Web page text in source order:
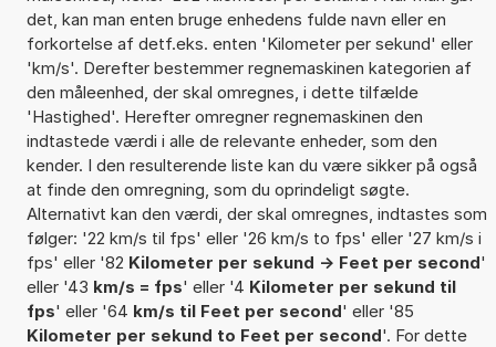
det, kan man enten bruge enhedens fulde navn eller en
forkortelse af detf.eks. enten 'Kilometer per sekund' eller
'km/s'. Derefter bestemmer regnemaskinen kategorien af
den måleenhed, der skal omregnes, i dette tilfælde
'Hastighed'. Herefter omregner regnemaskinen den
indtastede værdi i alle de relevante enheder, som den
kender. I den resulterende liste kan du være sikker på også
at finde den omregning, som du oprindeligt søgte.
Alternativt kan den værdi, der skal omregnes, indtastes som
følger: '22 km/s til fps' eller '26 km/s to fps' eller '27 km/s i
fps' eller '82 Kilometer per sekund -> Feet per second'
eller '43 km/s = fps' eller '4 Kilometer per sekund til
fps' eller '64 km/s til Feet per second' eller '85
Kilometer per sekund to Feet per second'. For dette